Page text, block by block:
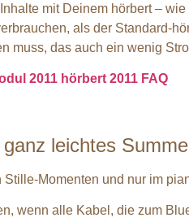
mit Deinem hörbert –
als der Standard-
muss, das auch ein wenig
2011 hörbert 2011 FAQ
leichtes
Momenten und nur im
wenn alle Kabel, die zum